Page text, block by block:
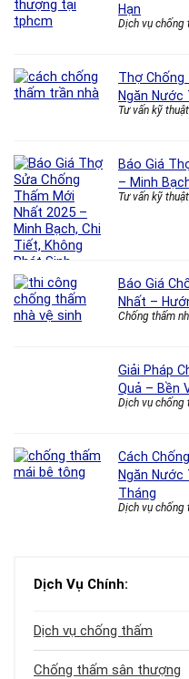
Hạn
Dịch vụ chống
Thợ Chống
Ngăn Nước
Tư vấn kỹ thuật
Báo Giá
– Minh
Tư vấn kỹ thuật
Báo Giá
Nhất –
Chống thấm
Giải Pháp
Quả – Bền
Dịch vụ chống
Cách
Ngăn
Tháng
Dịch vụ chống
Dịch Vụ Chính:
Dịch vụ chống thấm
Chống thấm sân thượng